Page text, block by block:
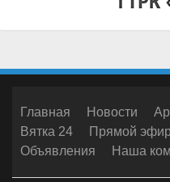
Главная Новости
Вятка 24
Прямой
Объявления
Наша